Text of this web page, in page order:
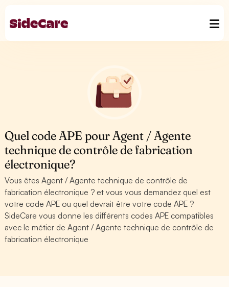
Quel code APE pour Agent / Agente
technique de contrôle de fabrication
électronique?
Vous êtes Agent / Agente technique de contrôle de
fabrication électronique ? et vous vous demandez quel est
votre code APE ou quel devrait être votre code APE ?
SideCare vous donne les différents codes APE compatibles
avec le métier de Agent / Agente technique de contrôle de
fabrication électronique